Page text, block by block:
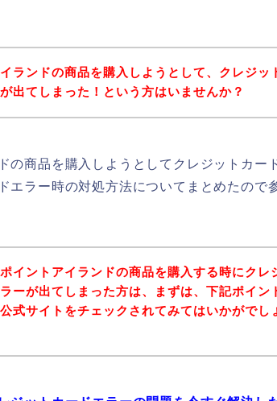
ランドの商品を購入しようとして、クレジッ
出てしまった！という方はいませんか？
の商品を購入しようとしてクレジットカー
エラー時の対処方法についてまとめたので
イントアイランドの商品を購入する時にクレ
ーが出てしまった方は、まずは、下記ポイン
式サイトをチェックされてみてはいかがでし